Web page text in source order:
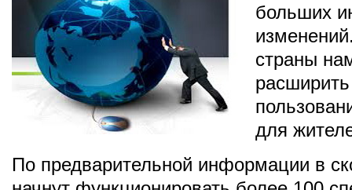
больших
страны
для
По предварительной информации в